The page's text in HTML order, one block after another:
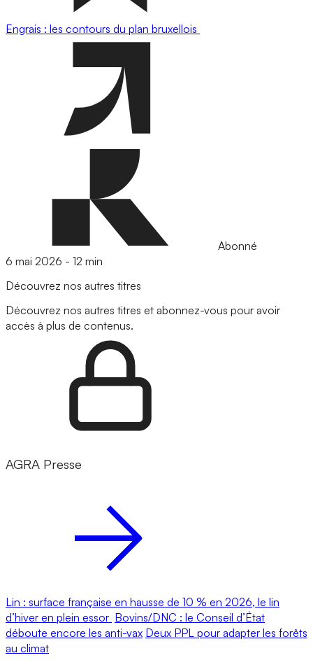
Engrais : les contours du plan bruxellois
Abonné
6 mai 2026 - 12 min
Découvrez nos autres titres
Découvrez nos autres titres et abonnez-vous pour avoir
accès à plus de contenus.
AGRA Presse
Lin : surface française en hausse de 10 % en 2026, le lin
d’hiver en plein essor Bovins/DNC : le Conseil d’État
déboute encore les anti-vax Deux PPL pour adapter les forêts
au climat